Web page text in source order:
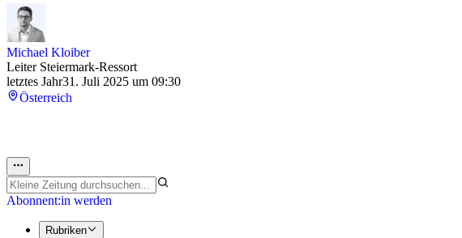
Michael Kloiber
Leiter Steiermark-Ressort
letztes Jahr31. Juli 2025 um 09:30
Österreich
Abonnent:in werden
Rubriken